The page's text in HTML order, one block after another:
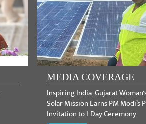
MEDIA COVERAGE
Inspiring India: Gujarat
Solar Mission Earns PM Modi’s
Invitation to I-Day Ceremony